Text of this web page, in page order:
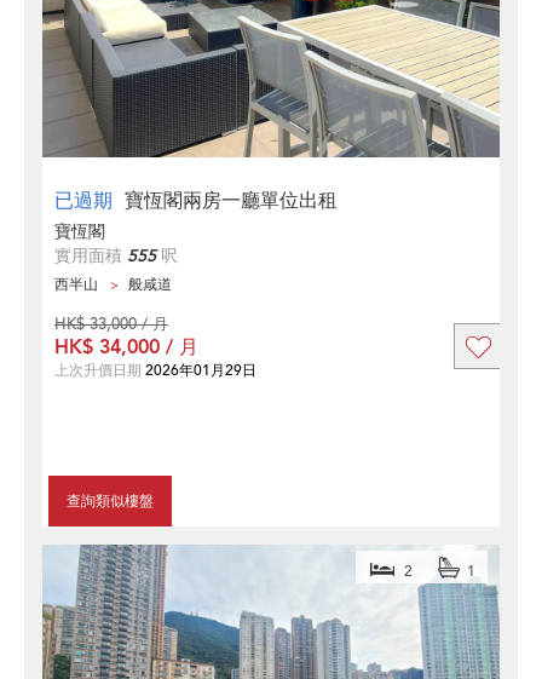
已過期 寶恆閣兩房一廳單位出租
寶恆閣
實用面積 555呎
西半山 般咸道
查詢類似樓盤
HK$ 33,000 / 月
HK$ 34,000 / 月
上次升價日期 2026年01月29日
2 1